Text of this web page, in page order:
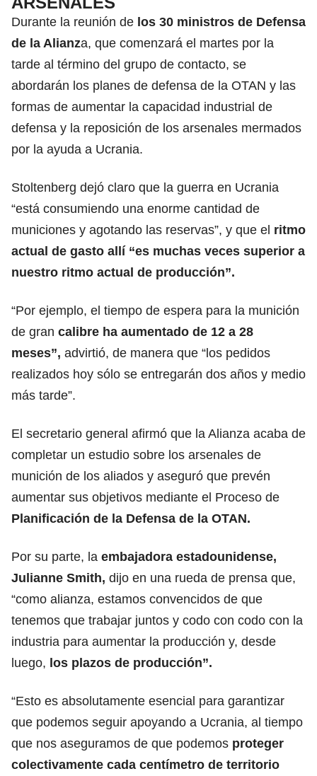
Durante la reunión de los 30 ministros de Defensa
de la Alianza, que comenzará el martes por la
tarde al término del grupo de contacto, se
abordarán los planes de defensa de la OTAN y las
formas de aumentar la capacidad industrial de
defensa y la reposición de los arsenales mermados
por la ayuda a Ucrania.
Stoltenberg dejó claro que la guerra en Ucrania
“está consumiendo una enorme cantidad de
municiones y agotando las reservas”, y que el ritmo
actual de gasto allí “es muchas veces superior a
nuestro ritmo actual de producción”.
“Por ejemplo, el tiempo de espera para la munición
de gran calibre ha aumentado de 12 a 28
meses”, advirtió, de manera que “los pedidos
realizados hoy sólo se entregarán dos años y medio
más tarde”.
El secretario general afirmó que la Alianza acaba de
completar un estudio sobre los arsenales de
munición de los aliados y aseguró que prevén
aumentar sus objetivos mediante el Proceso de
Planificación de la Defensa de la OTAN.
Por su parte, la embajadora estadounidense,
Julianne Smith, dijo en una rueda de prensa que,
“como alianza, estamos convencidos de que
tenemos que trabajar juntos y codo con codo con la
industria para aumentar la producción y, desde
luego, los plazos de producción”.
“Esto es absolutamente esencial para garantizar
que podemos seguir apoyando a Ucrania, al tiempo
que nos aseguramos de que podemos proteger
colectivamente cada centímetro de territorio